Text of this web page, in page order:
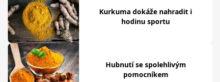
Kurkuma dokáže nahradit i
hodinu sportu
Hubnutí se spolehlivým
pomocníkem